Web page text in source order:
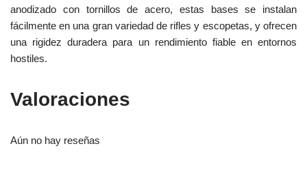
anodizado con tornillos de acero, estas bases se instalan
fácilmente en una gran variedad de rifles y escopetas, y ofrecen
una rigidez duradera para un rendimiento fiable en entornos
hostiles.
Valoraciones
Aún no hay reseñas